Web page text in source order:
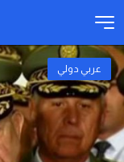
عربي دولي